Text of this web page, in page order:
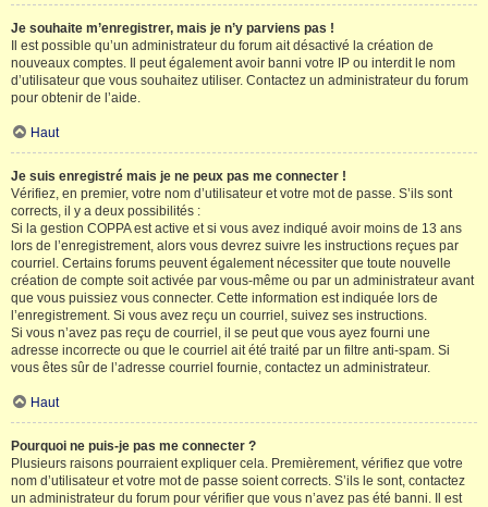
Je souhaite m’enregistrer, mais je n’y parviens pas !
Il est possible qu’un administrateur du forum ait désactivé la création de
nouveaux comptes. Il peut également avoir banni votre IP ou interdit le nom
d’utilisateur que vous souhaitez utiliser. Contactez un administrateur du forum
pour obtenir de l’aide.
Haut
Je suis enregistré mais je ne peux pas me connecter !
Vérifiez, en premier, votre nom d’utilisateur et votre mot de passe. S’ils sont
corrects, il y a deux possibilités :
Si la gestion COPPA est active et si vous avez indiqué avoir moins de 13 ans
lors de l’enregistrement, alors vous devrez suivre les instructions reçues par
courriel. Certains forums peuvent également nécessiter que toute nouvelle
création de compte soit activée par vous-même ou par un administrateur avant
que vous puissiez vous connecter. Cette information est indiquée lors de
l’enregistrement. Si vous avez reçu un courriel, suivez ses instructions.
Si vous n’avez pas reçu de courriel, il se peut que vous ayez fourni une
adresse incorrecte ou que le courriel ait été traité par un filtre anti-spam. Si
vous êtes sûr de l’adresse courriel fournie, contactez un administrateur.
Haut
Pourquoi ne puis-je pas me connecter ?
Plusieurs raisons pourraient expliquer cela. Premièrement, vérifiez que votre
nom d’utilisateur et votre mot de passe soient corrects. S’ils le sont, contactez
un administrateur du forum pour vérifier que vous n’avez pas été banni. Il est